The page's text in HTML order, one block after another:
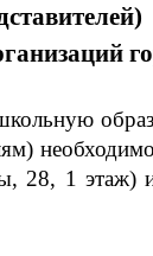
1 этаж) и